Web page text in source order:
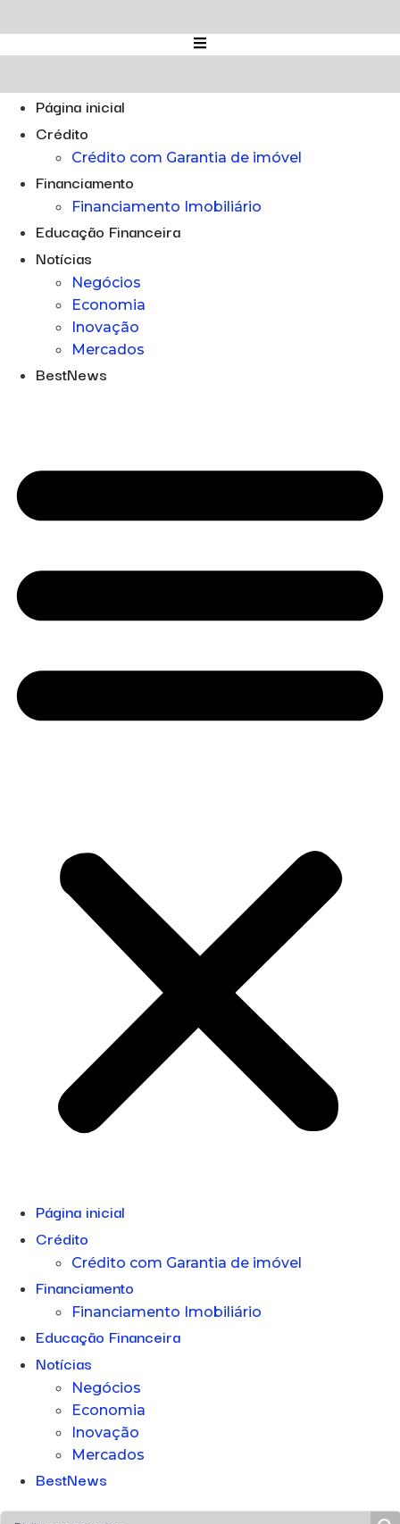
para
o
Página inicial
Crédito
Crédito com Garantia de imóvel
Financiamento
Financiamento Imobiliário
Educação Financeira
Notícias
Negócios
Economia
Inovação
Mercados
BestNews
Página inicial
Crédito
Crédito com Garantia de imóvel
Financiamento
Financiamento Imobiliário
Educação Financeira
Notícias
Negócios
Economia
Inovação
Mercados
BestNews